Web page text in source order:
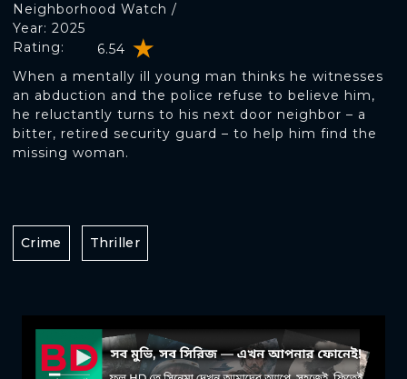
Neighborhood Watch /
Rating: 6.54
Year: 2025
When a mentally ill young man thinks he witnesses
an abduction and the police refuse to believe him,
he reluctantly turns to his next door neighbor – a
bitter, retired security guard – to help him find the
missing woman.
Crime Thriller